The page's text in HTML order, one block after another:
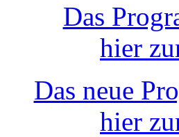
Das
hier
Das neue
hier